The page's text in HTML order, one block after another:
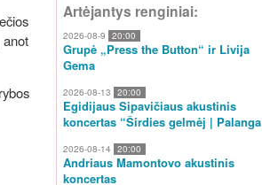
Artėjantys renginiai:
2026-08-9 20:00
Grupė „Press the Button“ ir Livija
Gema
2026-08-13 20:00
Egidijaus Sipavičiaus akustinis
koncertas “Širdies gelmėj | Palanga
2026-08-14 20:00
Andriaus Mamontovo akustinis
koncertas